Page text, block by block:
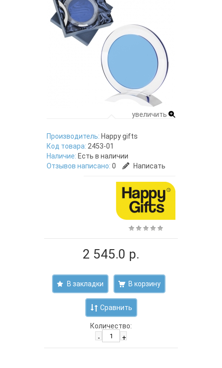
увеличить
Производитель: Happy gifts
Код товара: 2453-01
Наличие: Есть в наличии
Отзывов написано: 0 Написать
2 545.0 р.
В закладки
Сравнить
Количество:
-
+